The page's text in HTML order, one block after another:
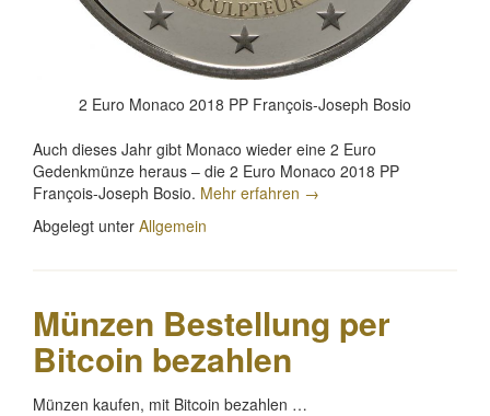
2 Euro Monaco 2018 PP François-Joseph Bosio
Auch dieses Jahr gibt Monaco wieder eine 2 Euro
Gedenkmünze heraus – die 2 Euro Monaco 2018 PP
François-Joseph Bosio. Mehr erfahren „2
→
Abgelegt unter Allgemein
Münzen Bestellung per
Bitcoin bezahlen
Münzen kaufen, mit Bitcoin bezahlen …